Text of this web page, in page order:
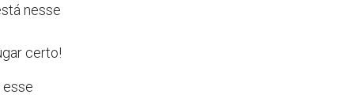
nesse
certo!
esse